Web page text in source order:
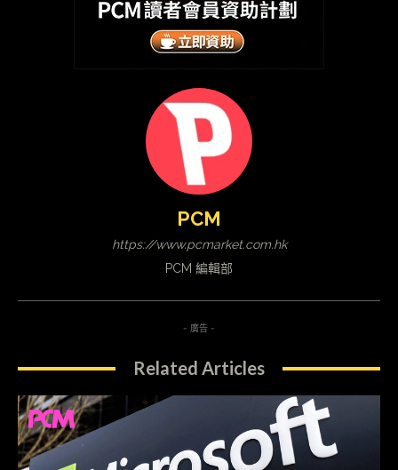
PCM
https://www.pcmarket.com.hk
PCM 編輯部
- 廣告 -
Related Articles